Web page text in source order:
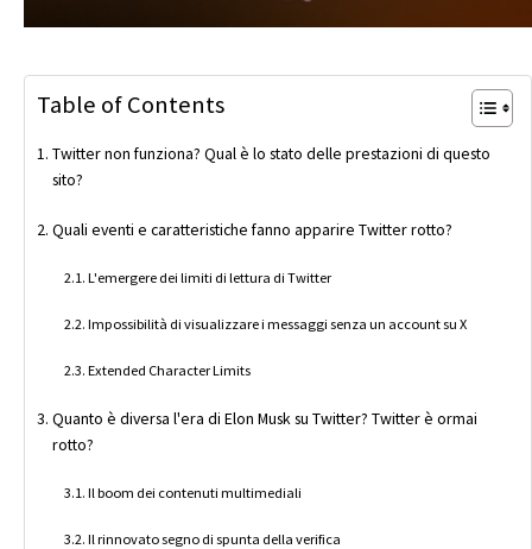
Table of Contents
Twitter non funziona? Qual è lo stato delle prestazioni di questo
sito?
Quali eventi e caratteristiche fanno apparire Twitter rotto?
L'emergere dei limiti di lettura di Twitter
Impossibilità di visualizzare i messaggi senza un account su X
Extended Character Limits
Quanto è diversa l'era di Elon Musk su Twitter? Twitter è ormai
rotto?
Il boom dei contenuti multimediali
Il rinnovato segno di spunta della verifica